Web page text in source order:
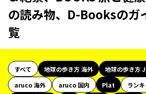
の読み物、D-Booksのガ
覧
すべて 地球の歩き方 海外
地球の歩き方 J
aruco 海外
aruco 国内 Plat
ラン